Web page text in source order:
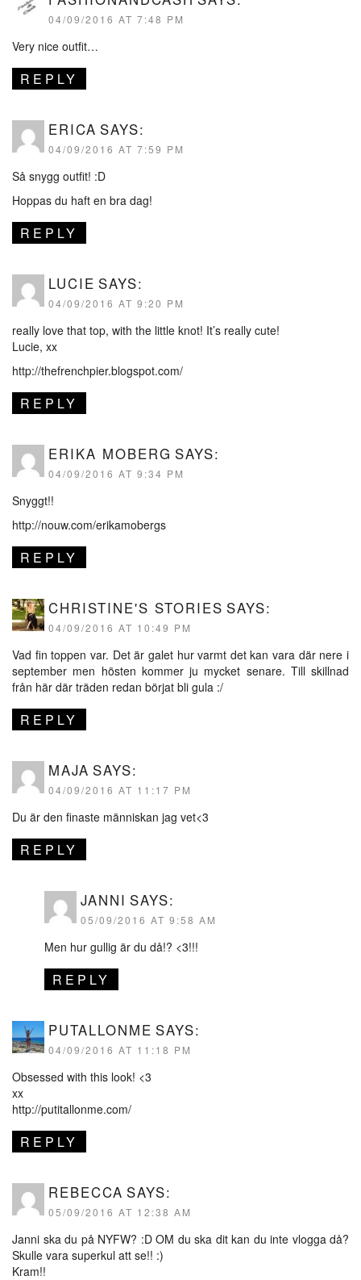
04/09/2016 AT 7:48 PM
Very nice outfit…
REPLY
ERICA SAYS:
04/09/2016 AT 7:59 PM
Så snygg outfit! :D
Hoppas du haft en bra dag!
REPLY
LUCIE SAYS:
04/09/2016 AT 9:20 PM
really love that top, with the little knot! It’s really cute!
Lucie, xx
http://thefrenchpier.blogspot.com/
REPLY
ERIKA MOBERG SAYS:
04/09/2016 AT 9:34 PM
Snyggt!!
http://nouw.com/erikamobergs
REPLY
CHRISTINE'S STORIES SAYS:
04/09/2016 AT 10:49 PM
Vad fin toppen var. Det är galet hur varmt det kan vara där nere i
september men hösten kommer ju mycket senare. Till skillnad
från här där träden redan börjat bli gula :/
REPLY
MAJA SAYS:
04/09/2016 AT 11:17 PM
Du är den finaste människan jag vet<3
REPLY
JANNI SAYS:
05/09/2016 AT 9:58 AM
Men hur gullig är du då!? <3!!!
REPLY
PUTALLONME SAYS:
04/09/2016 AT 11:18 PM
Obsessed with this look! <3
xx
http://putitallonme.com/
REPLY
REBECCA SAYS:
05/09/2016 AT 12:38 AM
Janni ska du på NYFW? :D OM du ska dit kan du inte vlogga då?
Skulle vara superkul att se!! :)
Kram!!